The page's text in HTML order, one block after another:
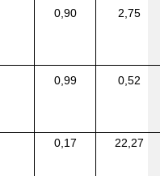
0,90 2,75
0,99 0,52
0,17 22,27